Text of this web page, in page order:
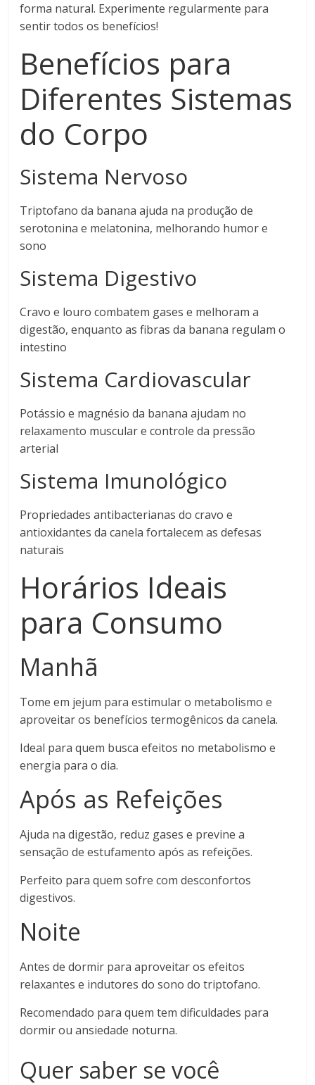
forma natural. Experimente regularmente para
sentir todos os benefícios!
Benefícios para
Diferentes Sistemas
do Corpo
Sistema Nervoso
Triptofano da banana ajuda na produção de
serotonina e melatonina, melhorando humor e
sono
Sistema Digestivo
Cravo e louro combatem gases e melhoram a
digestão, enquanto as fibras da banana regulam o
intestino
Sistema Cardiovascular
Potássio e magnésio da banana ajudam no
relaxamento muscular e controle da pressão
arterial
Sistema Imunológico
Propriedades antibacterianas do cravo e
antioxidantes da canela fortalecem as defesas
naturais
Horários Ideais
para Consumo
Manhã
Tome em jejum para estimular o metabolismo e
aproveitar os benefícios termogênicos da canela.
Ideal para quem busca efeitos no metabolismo e
energia para o dia.
Após as Refeições
Ajuda na digestão, reduz gases e previne a
sensação de estufamento após as refeições.
Perfeito para quem sofre com desconfortos
digestivos.
Noite
Antes de dormir para aproveitar os efeitos
relaxantes e indutores do sono do triptofano.
Recomendado para quem tem dificuldades para
dormir ou ansiedade noturna.
Quer saber se você